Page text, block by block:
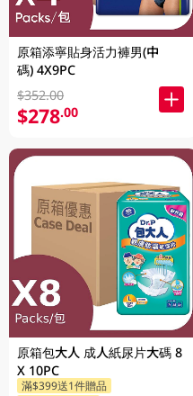
原箱添寧貼身活力褲男(中
碼) 4X9PC
$352.00
$278.00
原箱包大人 成人紙尿片大碼 8
X 10PC
滿$399送1件贈品